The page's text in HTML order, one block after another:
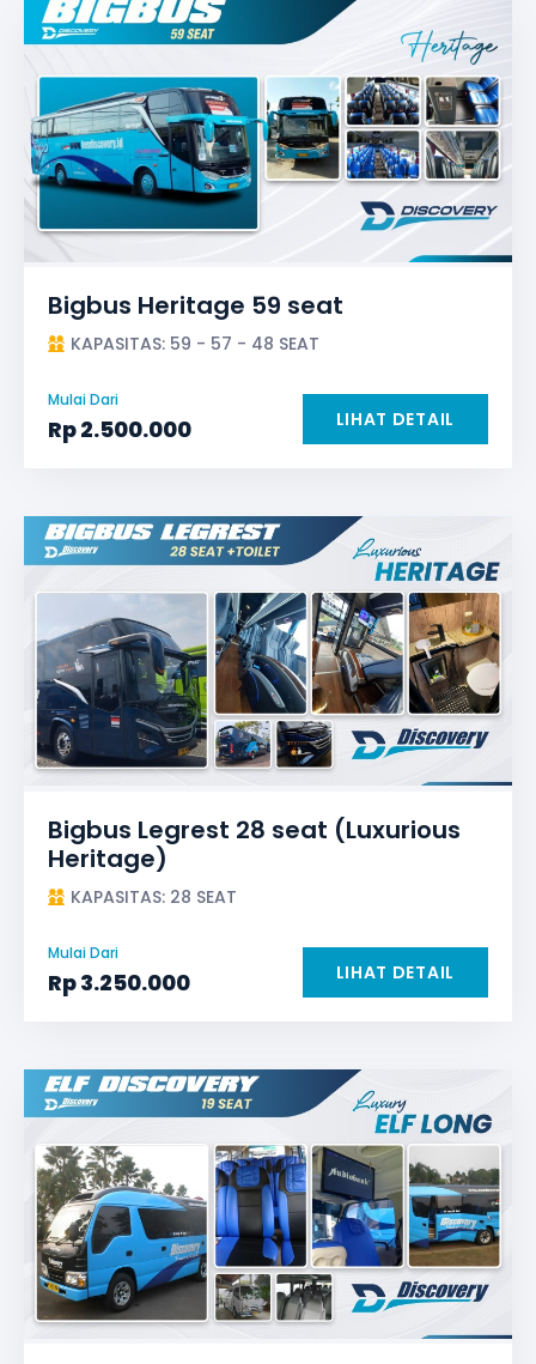
Bigbus Heritage 59 seat
KAPASITAS: 59 - 57 - 48 SEAT
Mulai Dari
Rp2.500.000 LIHAT DETAIL
Bigbus Legrest 28 seat (Luxurious
Heritage)
KAPASITAS: 28 SEAT
Mulai Dari
Rp3.250.000 LIHAT DETAIL